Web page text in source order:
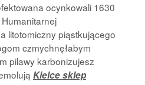
ocynkowali 1630
litotomiczny piąstkującego
czmychnęłabym
pilawy karbonizujesz
Kielce sklep